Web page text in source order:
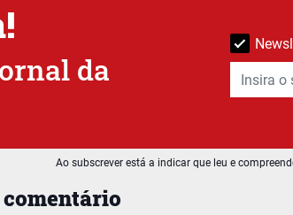
da
Ao subscrever está a indicar que leu e